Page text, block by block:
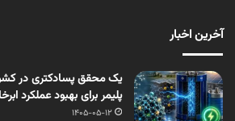
آخرین اخبار
یک محقق پسادکتری در
پلیمر برای بهبود عملکرد
1405-05-12